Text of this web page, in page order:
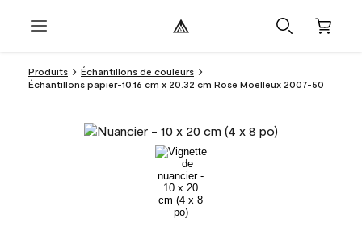
Produits
Échantillons de couleurs
Échantillons papier-10.16 cm x 20.32 cm Rose Moelleux 2007-50